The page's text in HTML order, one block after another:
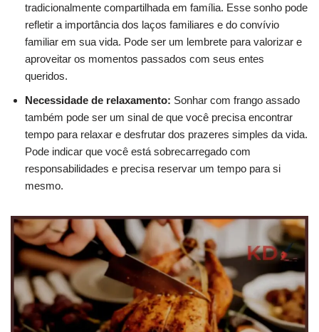
tradicionalmente compartilhada em família. Esse sonho pode
refletir a importância dos laços familiares e do convívio
familiar em sua vida. Pode ser um lembrete para valorizar e
aproveitar os momentos passados ​​com seus entes
queridos.
Necessidade de relaxamento: Sonhar com frango assado
também pode ser um sinal de que você precisa encontrar
tempo para relaxar e desfrutar dos prazeres simples da vida.
Pode indicar que você está sobrecarregado com
responsabilidades e precisa reservar um tempo para si
mesmo.